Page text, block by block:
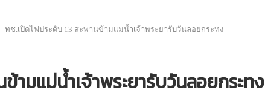
ทช.เปิดไฟประดับ 13 สะพานข้ามแม่น้ำเจ้าพระยารับวันลอยกระทง
ามแม่น้ำเจ้าพระยารับวันลอยกระทง